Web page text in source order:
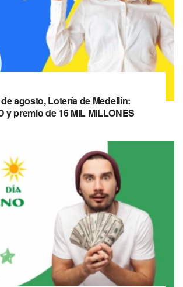
agosto, Lotería de Medellín:
y premio de 16 MIL MILLONES